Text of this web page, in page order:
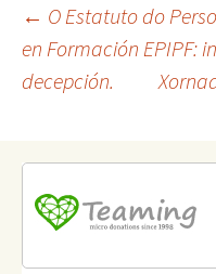
de
artigos
← O Estatuto do
en Formación EPIPF:
decepción.